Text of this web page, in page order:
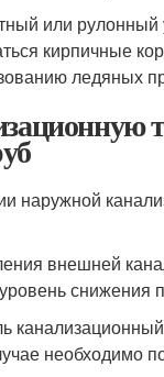
или
кирпичные
ледяных
наружной
внешней
снижения
необходимо